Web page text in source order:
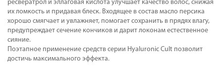
ресвератрол и эллаговая кислота улучшает качество волос, снижая
их ломкость и придавая блеск. Входящее в состав масло персика
хорошо смягчает и увлажняет, помогает сохранить в прядях влагу,
предупреждает сечение кончиков и дарит локонам естественное
сияние.
Поэтапное применение средств серии Hyaluronic Cult позволит
достичь максимального эффекта.